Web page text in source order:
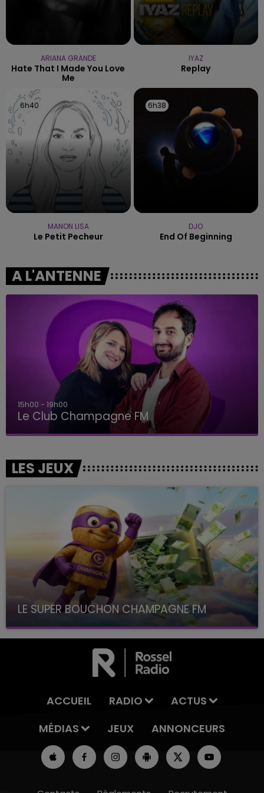
ARIANA GRANDE
Hate That I Made You Love
Me
IYAZ
Replay
6h40
6h40
MANON LISA
Le Petit Pecheur
6h38
6h38
DJO
End Of Beginning
A L'ANTENNE
15h00 - 19h00
Le Club Champagne FM
LES JEUX
LE SUPER BOUCHON CHAMPAGNE FM
avec La Famille Champagne FM, à 8H10
ACCUEIL RADIO
ACTUS
MÉDIAS
JEUX ANNONCEURS